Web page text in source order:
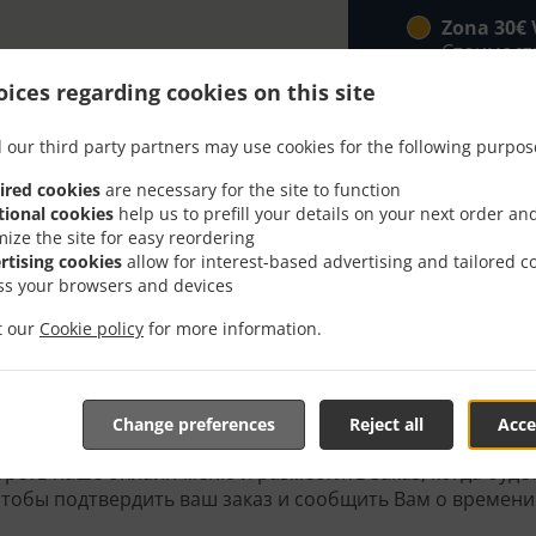
regarding cookies on this site
our third party partners may use cookies for the following
cookies are necessary for the site to function
cookies help us to prefill your details on your next order
the site for easy reordering
cookies allow for interest-based advertising and tailored
your browsers and devices
our Cookie policy for more information.
Reject all
Change preferences
Zona 30€
Delivery In Valencia La
рядом с Valencia La Fuensanta и рады принять ваш
наше онлайн-меню и разместить заказ, когда
подтвердить ваш заказ и сообщить Вам о времени